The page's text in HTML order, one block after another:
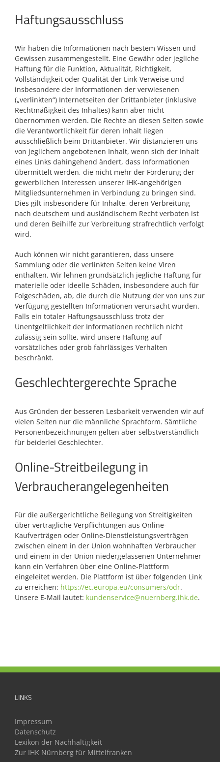
Haftungsausschluss
Wir haben die Informationen nach bestem Wissen und
Gewissen zusammengestellt. Eine Gewähr oder jegliche
Haftung für die Funktion, Aktualität, Richtigkeit,
Vollständigkeit oder Qualität der Link-Verweise und
insbesondere der Informationen der verwiesenen
(„verlinkten“) Internetseiten der Drittanbieter (inklusive
Rechtmäßigkeit des Inhaltes) kann aber nicht
übernommen werden. Die Rechte an diesen Seiten sowie
die Verantwortlichkeit für deren Inhalt liegen
ausschließlich beim Drittanbieter. Wir distanzieren uns
von jeglichem angebotenen Inhalt, wenn sich der Inhalt
eines Links dahingehend ändert, dass Informationen
übermittelt werden, die nicht mehr der Förderung der
gewerblichen Interessen unserer IHK-angehörigen
Mitgliedsunternehmen in Verbindung zu bringen sind.
Dies gilt insbesondere für Inhalte, deren Verbreitung
nach deutschem und ausländischem Recht verboten ist
und deren Beihilfe zur Verbreitung strafrechtlich verfolgt
wird.
Auch können wir nicht garantieren, dass unsere
Sammlung oder die verlinkten Seiten keine Viren
enthalten. Wir lehnen grundsätzlich jegliche Haftung für
materielle oder ideelle Schäden, insbesondere auch für
Folgeschäden, ab, die durch die Nutzung der von uns zur
Verfügung gestellten Informationen verursacht wurden.
Falls ein totaler Haftungsausschluss trotz der
Unentgeltlichkeit der Informationen rechtlich nicht
zulässig sein sollte, wird unsere Haftung auf
vorsätzliches oder grob fahrlässiges Verhalten
beschränkt.
Geschlechtergerechte Sprache
Aus Gründen der besseren Lesbarkeit verwenden wir auf
vielen Seiten nur die männliche Sprachform. Sämtliche
Personenbezeichnungen gelten aber selbstverständlich
für beiderlei Geschlechter.
Online-Streitbeilegung in
Verbraucherangelegenheiten
Für die außergerichtliche Beilegung von Streitigkeiten
über vertragliche Verpflichtungen aus Online-
Kaufverträgen oder Online-Dienstleistungsverträgen
zwischen einem in der Union wohnhaften Verbraucher
und einem in der Union niedergelassenen Unternehmer
kann ein Verfahren über eine Online-Plattform
eingeleitet werden. Die Plattform ist über folgenden Link
zu erreichen: https://ec.europa.eu/consumers/odr.
Unsere E-Mail lautet: kundenservice@nuernberg.ihk.de.
LINKS
Impressum
Datenschutz
Lexikon der Nachhaltigkeit
Zur IHK Nürnberg für Mittelfranken